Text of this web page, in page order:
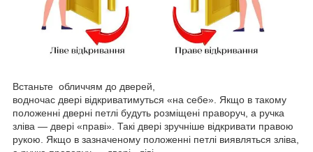
Встаньте обличчям до дверей,
водночас двері відкриватимуться «на себе». Якщо в такому
положенні дверні петлі будуть розміщені праворуч, а ручка
зліва — двері «праві». Такі двері зручніше відкривати правою
рукою. Якщо в зазначеному положенні петлі виявляться зліва,